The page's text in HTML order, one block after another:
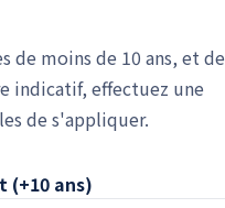
de moins de 10 ans, et de
indicatif, effectuez une
de s'appliquer.
(+10 ans)